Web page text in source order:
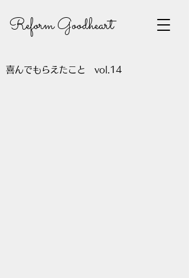
Reform Goodheart
喜んでもらえたこと vol.14